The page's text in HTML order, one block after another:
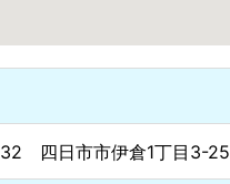
四日市市伊倉1丁目3-25